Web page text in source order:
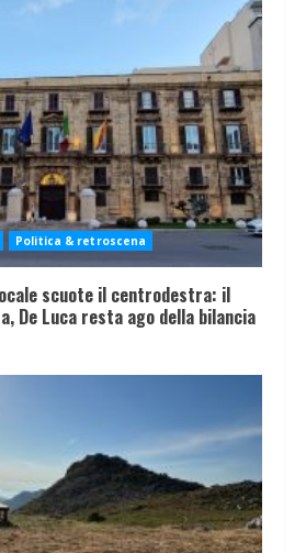
Politica & retroscena
scuote il centrodestra: il
De Luca resta ago della bilancia